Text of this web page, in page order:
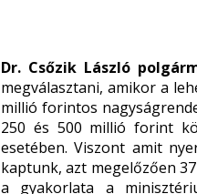
Dr. Csőzik László
megválasztani, amikor a
millió forintos
250 és 500 millió forint
esetében. Viszont amit
kaptunk, azt megelőzően
a gyakorlata a